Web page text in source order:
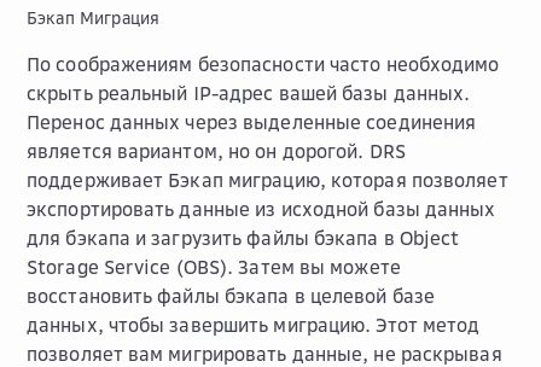
Бэкап Миграция
По соображениям безопасности часто необходимо
скрыть реальный IP-адрес вашей базы данных.
Перенос данных через выделенные соединения
является вариантом, но он дорогой. DRS
поддерживает Бэкап миграцию, которая позволяет
экспортировать данные из исходной базы данных
для бэкапа и загрузить файлы бэкапа в Object
Storage Service (OBS). Затем вы можете
восстановить файлы бэкапа в целевой базе
данных, чтобы завершить миграцию. Этот метод
позволяет вам мигрировать данные, не раскрывая